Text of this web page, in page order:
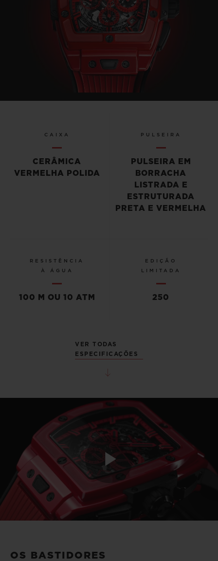
CAIXA
CERÂMICA
VERMELHA POLIDA
PULSEIRA
PULSEIRA EM
BORRACHA
LISTRADA E
ESTRUTURADA
PRETA E VERMELHA
RESISTÊNCIA
À ÁGUA
100 M OU 10 ATM
EDIÇÃO
LIMITADA
250
VER TODAS
ESPECIFICAÇÕES
Play
OS BASTIDORES